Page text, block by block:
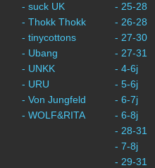
- suck UK
- Thokk Thokk
- tinycottons
- Ubang
- UNKK
- URU
- Von Jungfeld
- WOLF&RITA
- 25-28
- 26-28
- 27-30
- 27-31
- 4-6j
- 5-6j
- 6-7j
- 6-8j
- 28-31
- 7-8j
- 29-31